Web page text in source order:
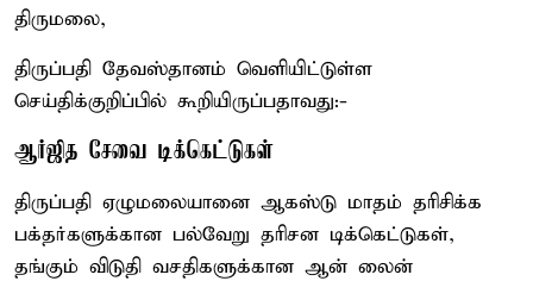
திருமலை,
திருப்பதி தேவஸ்தானம் வெளியிட்டுள்ள
செய்திக்குறிப்பில் கூறியிருப்பதாவது:-
ஆர்ஜித சேவை டிக்கெட்டுகள்
திருப்பதி ஏழுமலையானை ஆகஸ்டு மாதம் தரிசிக்க
பக்தர்களுக்கான பல்வேறு தரிசன டிக்கெட்டுகள்,
தங்கும் விடுதி வசதிகளுக்கான ஆன் லைன்